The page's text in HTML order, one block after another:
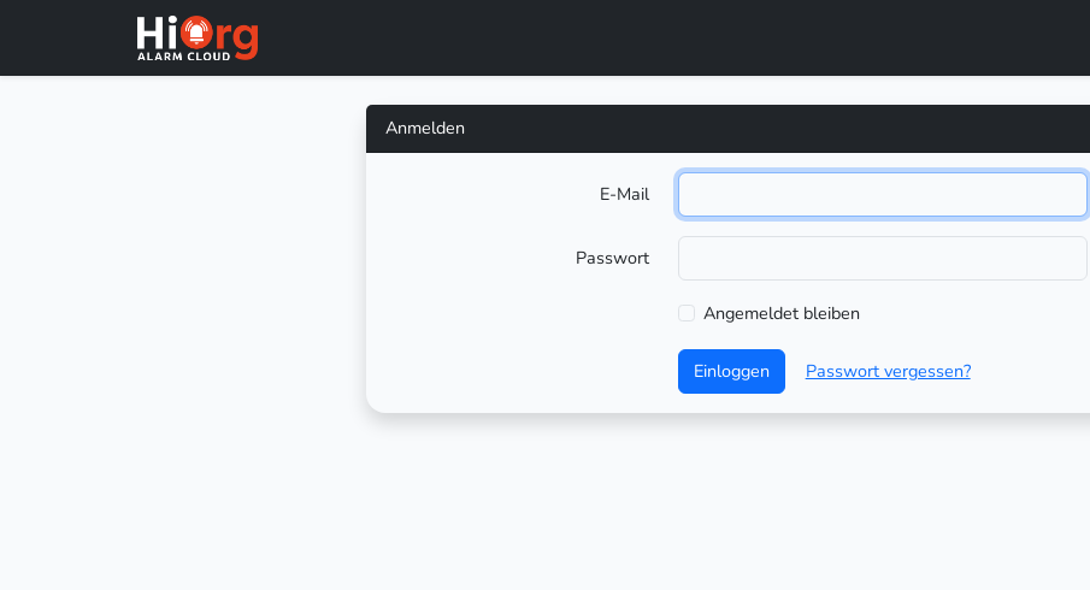
Anmelden
E-Mail
Passwort
Angemeldet bleiben
Einloggen Passwort vergessen?